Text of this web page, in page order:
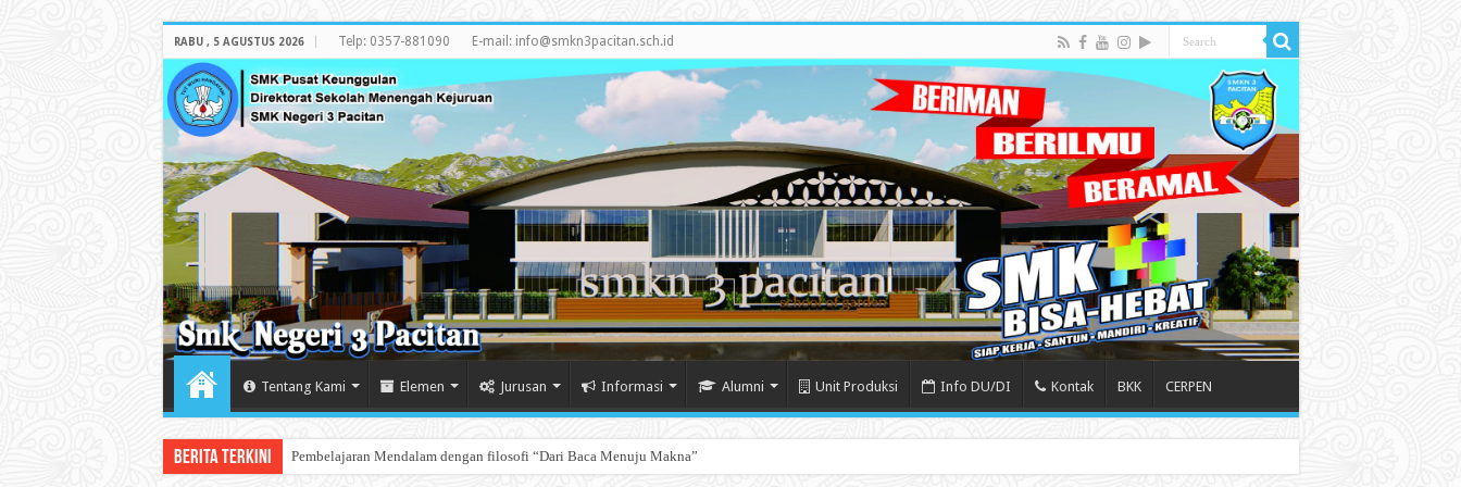
RABU , 5 AGUSTUS 2026 Telp: 0357-881090 E-mail: info@smkn3pacitan.sch.id
Tentang Kami Elemen Jurusan Informasi Alumni Unit Produksi Info DU/DI Kontak BKK CERPEN
Berita Terkini Melihat Pameran L